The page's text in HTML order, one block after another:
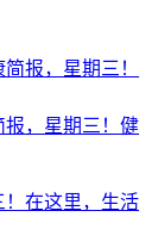
报，星期三！健
！在这里，生活